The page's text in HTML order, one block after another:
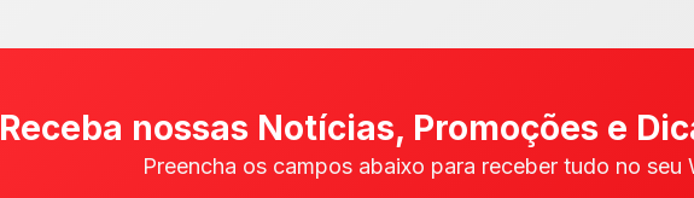
Receba nossas Notícias, Promoções e
Preencha os campos abaixo para receber tudo no seu